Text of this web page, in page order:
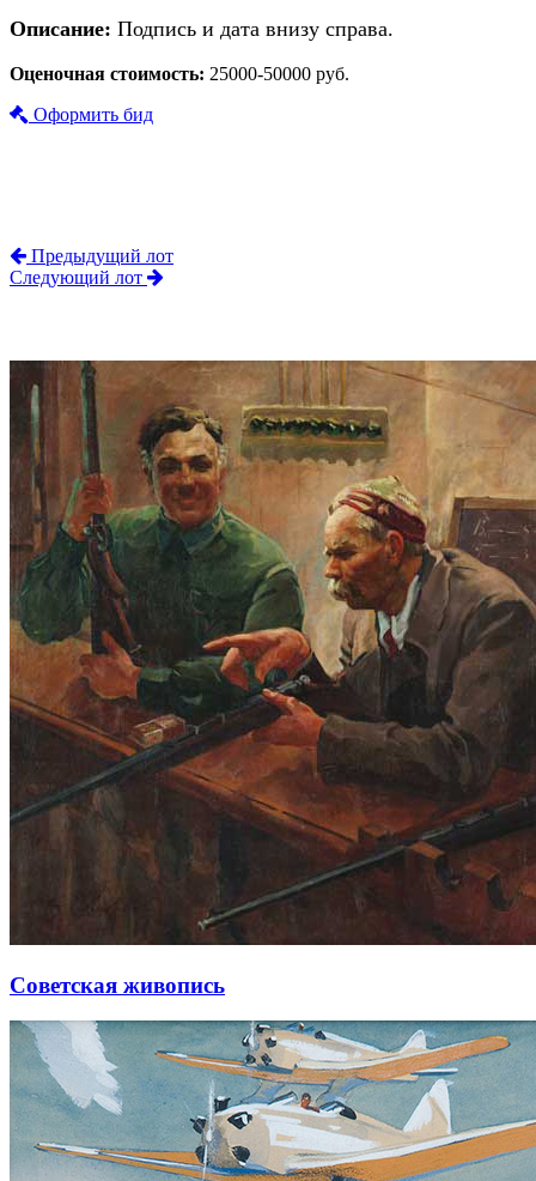
Описание: Подпись и дата внизу справа.
Оценочная стоимость: 25000-50000 руб.
Оформить бид
Предыдущий лот
Следующий лот
Советская живопись